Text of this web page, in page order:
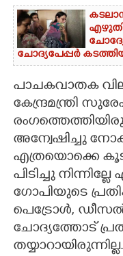
ചോദ്യപേപ്പർ
പാചകവാതക വില
കേന്ദ്രമന്ത്രി
അന്വേഷിച്ചു
എത്രയൊക്കെ
പിടിച്ചു
ഗോപിയുടെ
പെട്രോൾ,
ചോദ്യത്തോട്
തയ്യാറായിരുന്നില്ല.